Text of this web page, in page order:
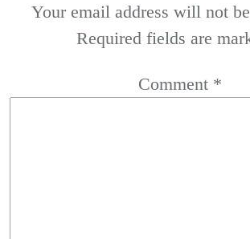
Your email address will not
Required fields are
Comment *